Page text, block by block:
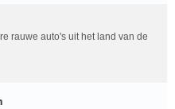
rauwe auto's uit het land van de